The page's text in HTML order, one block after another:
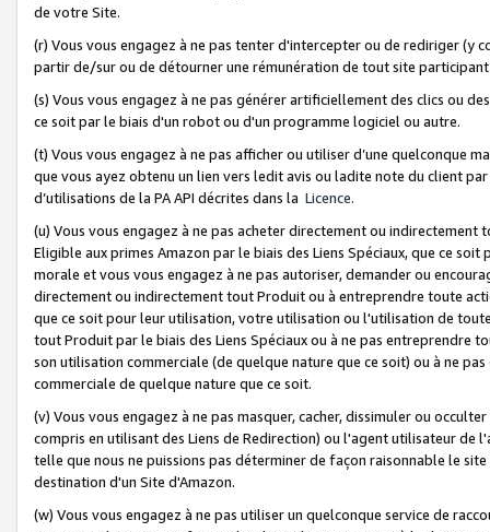
de votre Site.
(r) Vous vous engagez à ne pas tenter d'intercepter ou de rediriger
partir de/sur ou de détourner une rémunération de tout site
(s) Vous vous engagez à ne pas générer artificiellement des clics ou
ce soit par le biais d'un robot ou d'un programme logiciel ou autre.
(t) Vous vous engagez à ne pas afficher ou utiliser d’une quelconque
que vous ayez obtenu un lien vers ledit avis ou ladite note du client
d’utilisations de la PA API décrites dans la Licence.
(u) Vous vous engagez à ne pas acheter directement ou
Eligible aux primes Amazon par le biais des Liens Spéciaux, que ce
morale et vous vous engagez à ne pas autoriser, demander ou
directement ou indirectement tout Produit ou à entreprendre toute
que ce soit pour leur utilisation, votre utilisation ou l'utilisation de
tout Produit par le biais des Liens Spéciaux ou à ne pas entreprendre
son utilisation commerciale (de quelque nature que ce soit) ou à ne
commerciale de quelque nature que ce soit.
(v) Vous vous engagez à ne pas masquer, cacher, dissimuler ou
compris en utilisant des Liens de Redirection) ou l'agent utilisateur
telle que nous ne puissions pas déterminer de façon raisonnable le
destination d'un Site d'Amazon.
(w) Vous vous engagez à ne pas utiliser un quelconque service de